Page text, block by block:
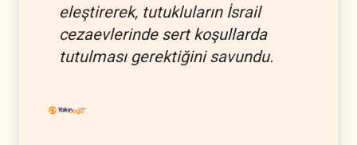
eleştirerek, tutukluların İsrail
cezaevlerinde sert koşullarda
tutulması gerektiğini savundu.